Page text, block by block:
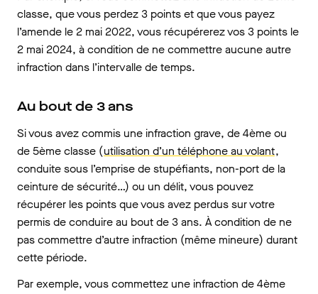
classe, que vous perdez 3 points et que vous payez
l’amende le 2 mai 2022, vous récupérerez vos 3 points le
2 mai 2024, à condition de ne commettre aucune autre
infraction dans l’intervalle de temps.
Au bout de 3 ans
Si vous avez commis une infraction grave, de 4ème ou
de 5ème classe (utilisation d’un téléphone au volant,
conduite sous l’emprise de stupéfiants, non-port de la
ceinture de sécurité…) ou un délit, vous pouvez
récupérer les points que vous avez perdus sur votre
permis de conduire au bout de 3 ans. À condition de ne
pas commettre d’autre infraction (même mineure) durant
cette période.
Par exemple, vous commettez une infraction de 4ème